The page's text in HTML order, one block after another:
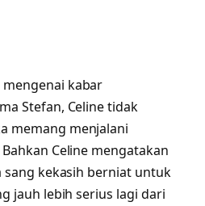
kabar
Stefan, Celine tidak
memang menjalani
Celine mengatakan
kekasih berniat untuk
jauh lebih serius lagi dari